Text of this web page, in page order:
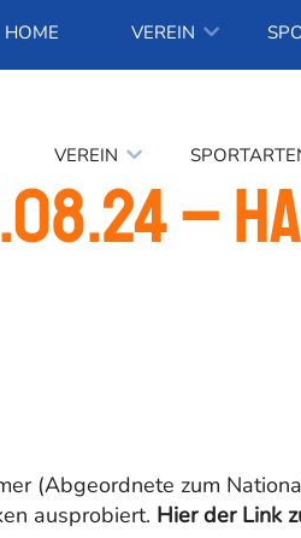
HOME VEREIN
VEREIN
–
(Abgeordnete zum
ausprobiert. Hier der Link